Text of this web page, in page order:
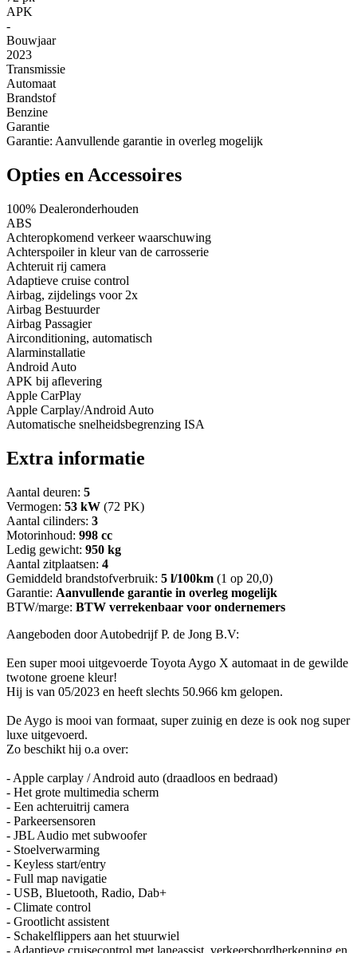
APK
-
Bouwjaar
2023
Transmissie
Automaat
Brandstof
Benzine
Garantie
Garantie: Aanvullende garantie in overleg mogelijk
Opties en Accessoires
100% Dealeronderhouden
ABS
Achteropkomend verkeer waarschuwing
Achterspoiler in kleur van de carrosserie
Achteruit rij camera
Adaptieve cruise control
Airbag, zijdelings voor 2x
Airbag Bestuurder
Airbag Passagier
Airconditioning, automatisch
Alarminstallatie
Android Auto
APK bij aflevering
Apple CarPlay
Apple Carplay/Android Auto
Automatische snelheidsbegrenzing ISA
Extra informatie
Aantal deuren: 5
Vermogen: 53 kW (72 PK)
Aantal cilinders: 3
Motorinhoud: 998 cc
Ledig gewicht: 950 kg
Aantal zitplaatsen: 4
Gemiddeld brandstofverbruik: 5 l/100km (1 op 20,0)
Garantie: Aanvullende garantie in overleg mogelijk
BTW/marge: BTW verrekenbaar voor ondernemers
Aangeboden door Autobedrijf P. de Jong B.V:
Een super mooi uitgevoerde Toyota Aygo X automaat in de gewilde
twotone groene kleur!
Hij is van 05/2023 en heeft slechts 50.966 km gelopen.
De Aygo is mooi van formaat, super zuinig en deze is ook nog super
luxe uitgevoerd.
Zo beschikt hij o.a over:
- Apple carplay / Android auto (draadloos en bedraad)
- Het grote multimedia scherm
- Een achteruitrij camera
- Parkeersensoren
- JBL Audio met subwoofer
- Stoelverwarming
- Keyless start/entry
- Full map navigatie
- USB, Bluetooth, Radio, Dab+
- Climate control
- Grootlicht assistent
- Schakelflippers aan het stuurwiel
- Adaptieve cruisecontrol met laneassist, verkeersbordherkenning en